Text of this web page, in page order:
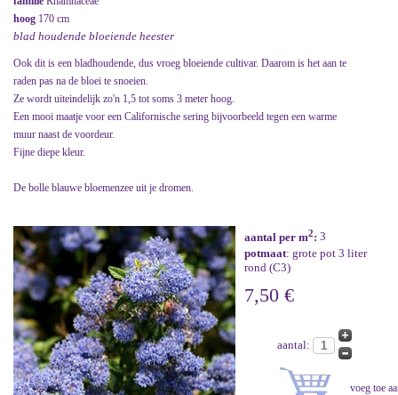
hoog 170 cm
blad houdende bloeiende heester
Ook dit is een bladhoudende, dus vroeg bloeiende cultivar. Daarom is het aan te
raden pas na de bloei te snoeien.
Ze wordt uiteindelijk zo'n 1,5 tot soms 3 meter hoog.
Een mooi maatje voor een Californische sering bijvoorbeeld tegen een warme
muur naast de voordeur.
Fijne diepe kleur.
De bolle blauwe bloemenzee uit je dromen.
aantal per m2: 3
potmaat: grote pot 3 liter
rond (C3)
7,50 €
aantal: